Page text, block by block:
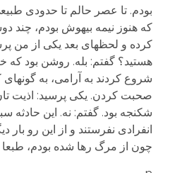
بودم. تا عصر حالم تا حدودی
که هنوز نیمه بیهوش بودم، چند
کرده و لحظه­ای بعد یکی از من
هستید؟ گفتم: بله. روشن بود که
شروع کردند به آرامی، به گونه­ای
صحبت کردن. یکی پرسید: اذیت
شکنجه بود. گفتم: نه. این حادثه
چون از مرگ رها شده بودم،